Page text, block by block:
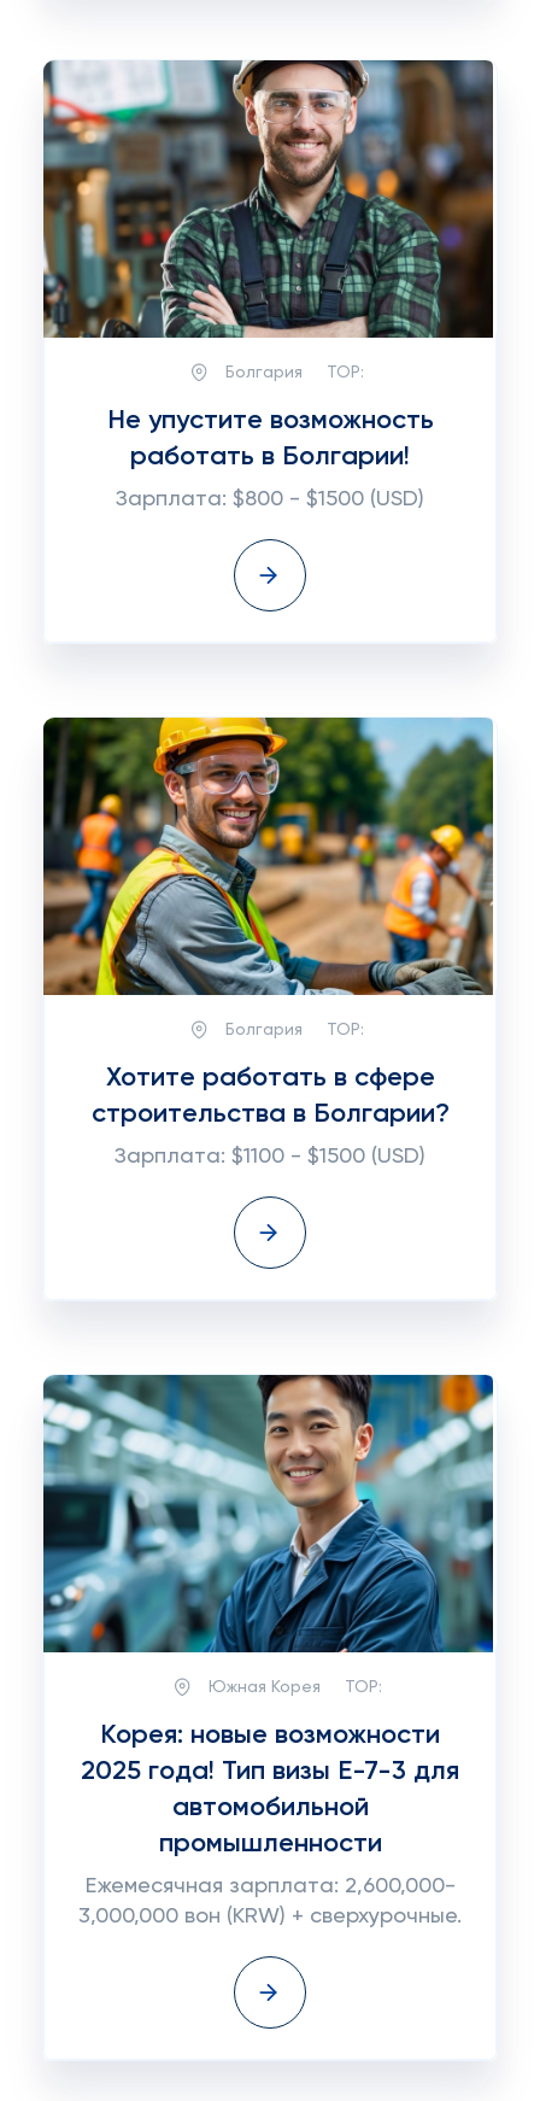
Болгария TOP:
Не упустите возможность
работать в Болгарии!
Зарплата: $800 - $1500 (USD)
Болгария TOP:
Хотите работать в сфере
строительства в Болгарии?
Зарплата: $1100 - $1500 (USD)
Южная Корея TOP:
Корея: новые возможности
2025 года! Тип визы E-7-3 для
автомобильной
промышленности
Ежемесячная зарплата: 2,600,000-
3,000,000 вон (KRW) + сверхурочные.